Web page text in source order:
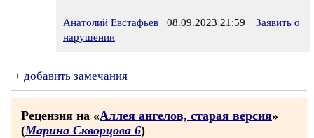
Анатолий Евстафьев 08.09.2023 21:59
Заявить о
нарушении
+ добавить замечания
Рецензия на «Аллея ангелов, старая версия»
(Марина Скворцова 6)